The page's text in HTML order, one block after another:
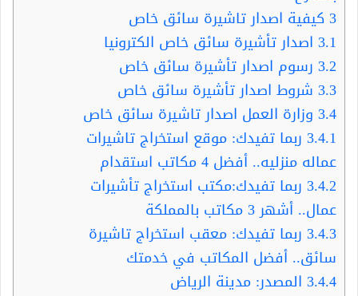
3 كيفية اصدار تاشيرة سائق خاص
3.1 اصدار تأشيرة سائق خاص الكترونيا
3.2 رسوم اصدار تأشيرة سائق خاص
3.3 شروط اصدار تأشيرة سائق خاص
3.4 وزارة العمل اصدار تاشيرة سائق خاص
3.4.1 ربما تفيدك: موقع استخراج تاشيرات
عماله منزليه.. أفضل 4 مكاتب استقدام
3.4.2 ربما تفيدك:مكتب استخراج تأشيرات
عمال.. أشهر 3 مكاتب بالمملكة
3.4.3 ربما تفيدك: معقب استخراج تاشيرة
سائق.. أفضل المكاتب في خدمتك
3.4.4 المصدر: مدينة الرياض